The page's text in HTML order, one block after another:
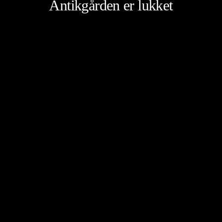
Antikgården er lukket